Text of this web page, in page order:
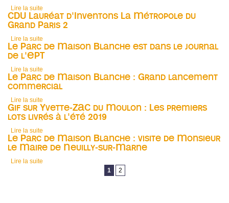
Lire la suite
CDU Lauréat d'Inventons La Métropole du
Grand Paris 2
Lire la suite
Le Parc de Maison Blanche est dans le journal
de l'EPT
Lire la suite
Le Parc de Maison Blanche : Grand lancement
commercial
Lire la suite
Gif sur Yvette-ZAC du Moulon : Les premiers
lots livrés à l'été 2019
Lire la suite
2019
Le Parc de Maison Blanche : visite de Monsieur
le Maire de Neuilly-sur-Marne
Lire la suite
1 2